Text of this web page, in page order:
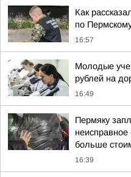
Как
по
16:57
Молодые
рублей на
16:49
Пермяку
больше
16:39